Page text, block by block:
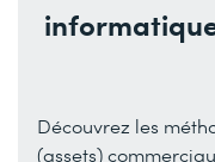
Découvrez les
(assets)